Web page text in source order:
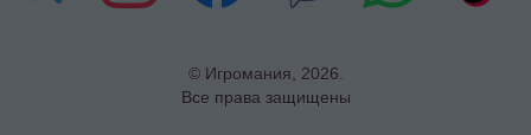
© Игромания, 2026.
Все права защищены